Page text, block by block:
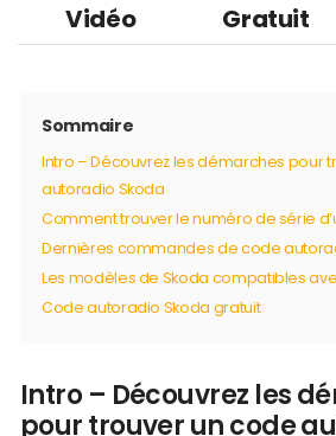
Vidéo
Gratuit
Sommaire
Intro – Découvrez les démarches pour
autoradio Skoda
Comment trouver le numéro de série
Dernières commandes de code
Les modèles de Skoda compatibles
Code autoradio Skoda gratuit
Intro – Découvrez les
pour trouver un code